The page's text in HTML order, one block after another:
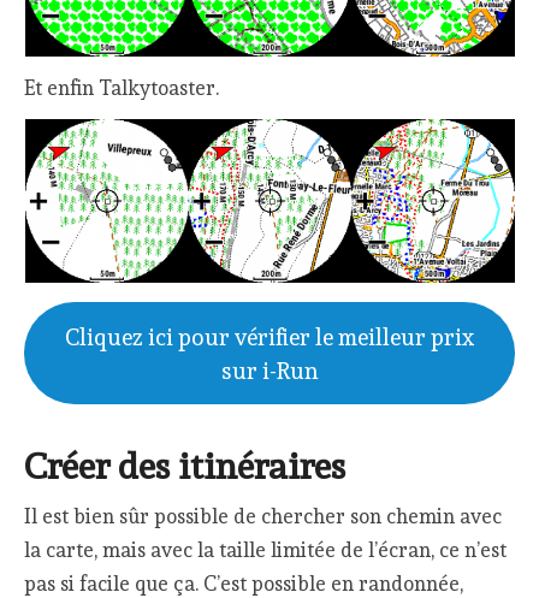
Et enfin Talkytoaster.
Cliquez ici pour vérifier le meilleur prix
sur i-Run
Créer des itinéraires
Il est bien sûr possible de chercher son chemin avec
la carte, mais avec la taille limitée de l’écran, ce n’est
pas si facile que ça. C’est possible en randonnée,